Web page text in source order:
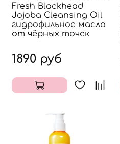
Fresh Blackhead
Jojoba Cleansing Oil
гидрофильное масло
от чёрных точек
1890 руб